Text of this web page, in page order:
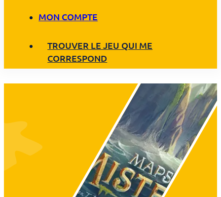
MON COMPTE
TROUVER LE JEU QUI ME
CORRESPOND